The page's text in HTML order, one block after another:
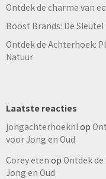
Ontdek de charme van
Boost Brands: De
Ontdek de Achterhoek:
Natuur
Laatste reacties
jongachterhoeknl op
voor Jong en Oud
Corey eten op Ontdek
Jong en Oud